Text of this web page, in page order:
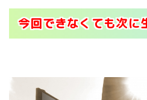
今回できなくても次に